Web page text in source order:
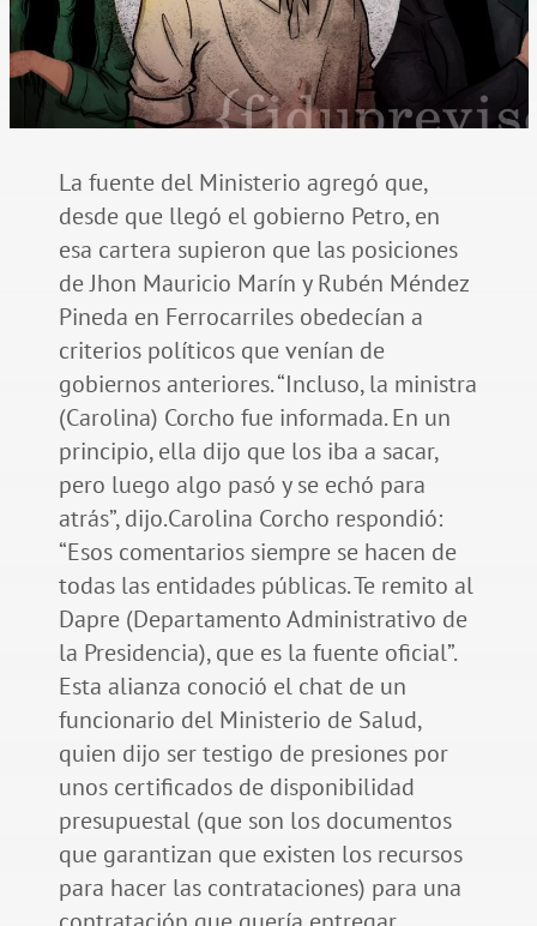
La fuente del Ministerio agregó que,
desde que llegó el gobierno Petro, en
esa cartera supieron que las posiciones
de Jhon Mauricio Marín y Rubén Méndez
Pineda en Ferrocarriles obedecían a
criterios políticos que venían de
gobiernos anteriores. “Incluso, la ministra
(Carolina) Corcho fue informada. En un
principio, ella dijo que los iba a sacar,
pero luego algo pasó y se echó para
atrás”, dijo.Carolina Corcho respondió:
“Esos comentarios siempre se hacen de
todas las entidades públicas. Te remito al
Dapre (Departamento Administrativo de
la Presidencia), que es la fuente oficial”.
Esta alianza conoció el chat de un
funcionario del Ministerio de Salud,
quien dijo ser testigo de presiones por
unos certificados de disponibilidad
presupuestal (que son los documentos
que garantizan que existen los recursos
para hacer las contrataciones) para una